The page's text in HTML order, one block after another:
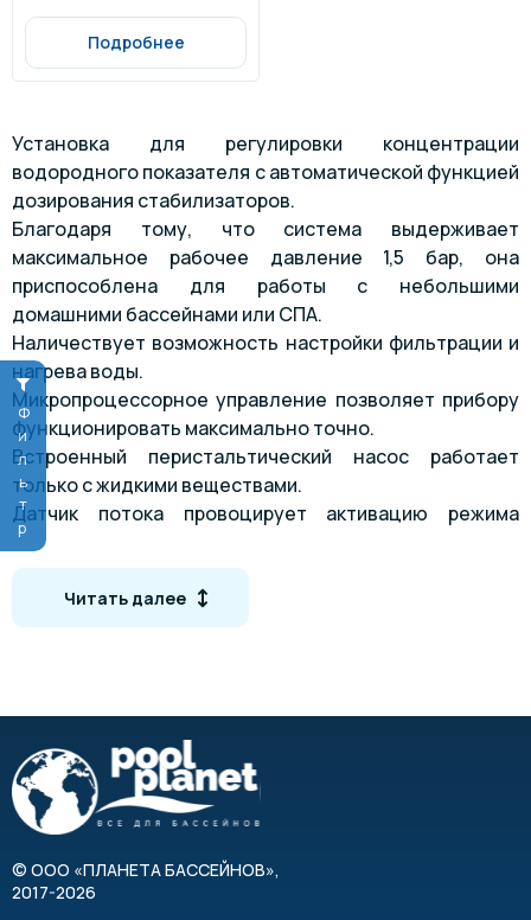
Фильтр
Подробнее
Установка для регулировки концентрации
водородного показателя с автоматической функцией
дозирования стабилизаторов.
Благодаря тому, что система выдерживает
максимальное рабочее давление 1,5 бар, она
приспособлена для работы с небольшими
домашними бассейнами или СПА.
Наличествует возможность настройки фильтрации и
нагрева воды.
Микропроцессорное управление позволяет прибору
функционировать максимально точно.
Встроенный перистальтический насос работает
только с жидкими веществами.
Датчик потока провоцирует активацию режима
ожидания при снижении уровня напора воды.
Входы:
в бассейне
Подключения датчика PT1000 для измерения
температуры солнечного коллектора
Датчик потока
Читать далее
© ООО «ПЛАНЕТА БАССЕЙНОВ»,
2017-2026